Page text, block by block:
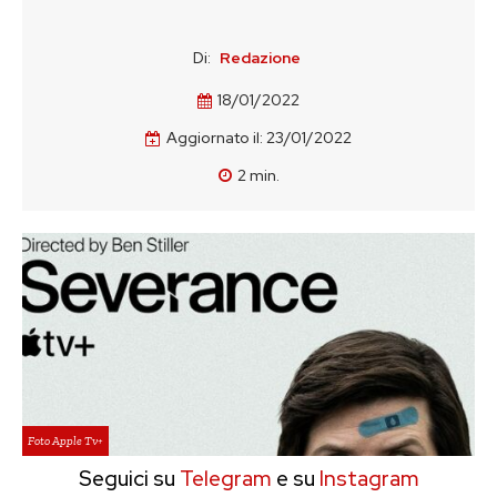
Di: Redazione
18/01/2022
Aggiornato il: 23/01/2022
2min.
Foto Apple Tv+
Seguici su Telegram e su Instagram